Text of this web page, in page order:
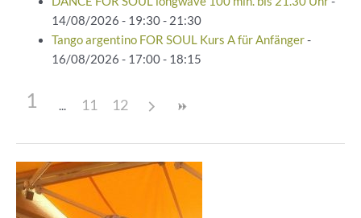
14/08/2026 - 19:30 - 21:30
Tango argentino FOR SOUL Kurs A für Anfänger-
16/08/2026 - 17:00 - 18:15
1 11 12
Beitragsnavigation